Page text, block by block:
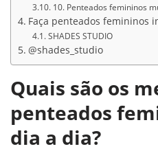
10. Penteados femininos
Faça penteados femininos
SHADES STUDIO
@shades_studio
Quais são os
penteados
dia a dia?